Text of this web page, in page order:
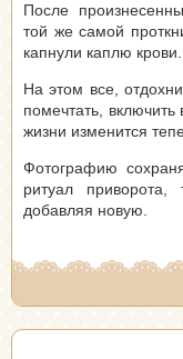
После
той же самой
капнули каплю крови.
На этом все,
помечтать,
жизни изменится
Фотографию
ритуал
добавляя новую.